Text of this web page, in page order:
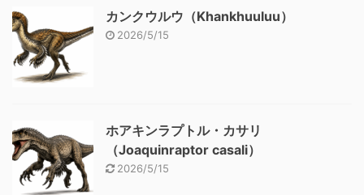
カンクウルウ（Khankhuuluu）
2026/5/15
ホアキンラプトル・カサリ
（Joaquinraptor casali）
2026/5/15